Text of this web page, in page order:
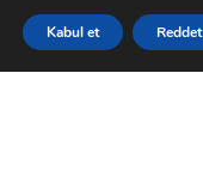
Hesabım
Kabul et Reddet
Filters Karşılaştırma Listesi